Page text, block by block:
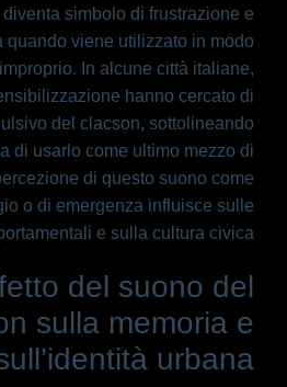
diventa simbolo di frustrazione e
quando viene utilizzato in modo
In alcune città italiane,
hanno cercato di
del clacson, sottolineando
di usarlo come ultimo mezzo di
di questo suono come
o di emergenza influisce sulle
e sulla cultura civica.
del suono del
sulla memoria e
urbana